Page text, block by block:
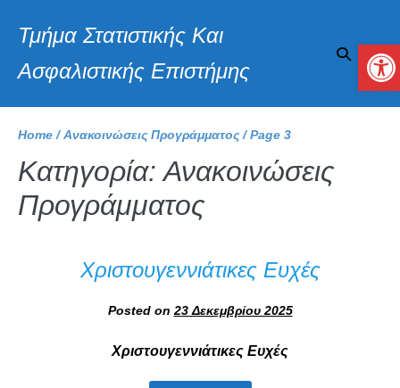
Τμήμα Στατιστικής Και
Ασφαλιστικής Επιστήμης
Home /Ανακοινώσεις Προγράμματος /Page 3
Κατηγορία:Ανακοινώσεις
Προγράμματος
Χριστουγεννιάτικες Ευχές
Posted on 23 Δεκεμβρίου 2025
Χριστουγεννιάτικες Ευχές